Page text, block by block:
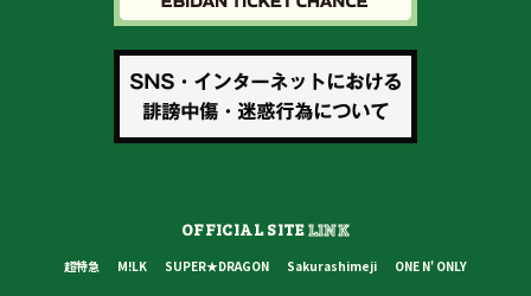
OFFICIAL SITELINK
超特急 M!LK SUPER★DRAGON Sakurashimeji
ONE N' ONLY